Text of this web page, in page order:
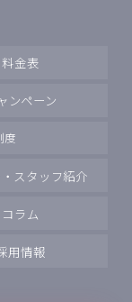
料金表
ンペーン
度
・スタッフ紹介
コラム
用情報